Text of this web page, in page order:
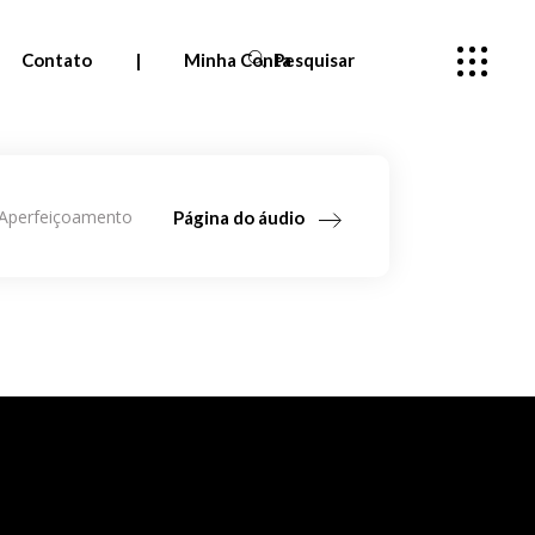
Contato | Minha Conta
Meus cursos
Pesquisar
Página do áudio